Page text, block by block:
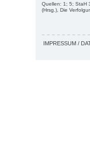
Quellen: 1; 5; StaH
(Hrsg.), Die
IMPRESSUM /